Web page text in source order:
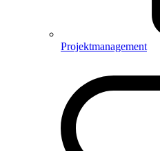
Projektmanagement